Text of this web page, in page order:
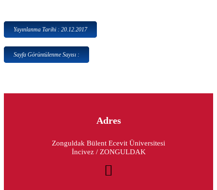
Yayınlanma Tarihi : 20.12.2017
Sayfa Görüntülenme Sayısı :
Adres
Zonguldak Bülent Ecevit Üniversitesi
İncivez / ZONGULDAK